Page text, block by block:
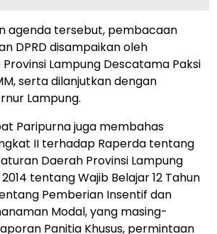
agenda tersebut, pembacaan
DPRD disampaikan oleh
Provinsi Lampung Descatama Paksi
serta dilanjutkan dengan
Lampung.
Paripurna juga membahas
II terhadap Raperda tentang
Daerah Provinsi Lampung
tentang Wajib Belajar 12 Tahun
Pemberian Insentif dan
Modal, yang masing-
Panitia Khusus, permintaan